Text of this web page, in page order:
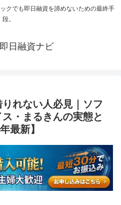
クでも即日融資を諦めないための最終手
段。
日融資ナビ
れない人必見｜ソフ
ス・まるきんの実態と
最新】